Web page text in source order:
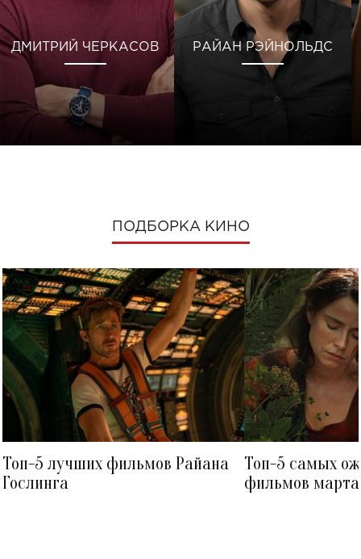
ДМИТРИЙ ЧЕРКАСОВ РАЙАН РЭЙНОЛЬДС
ПОДБОРКА КИНО
Топ-5 лучших фильмов Райана
Гослинга
Топ-5 самых
фильмов